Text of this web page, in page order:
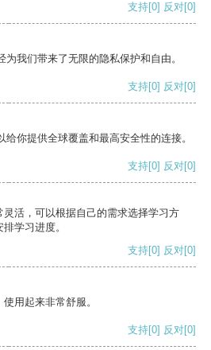
支持[0] 反对[0]
我们带来了无限的隐私保护和自由。
支持[0] 反对[0]
你提供全球覆盖和最高安全性的连接。
支持[0] 反对[0]
活，可以根据自己的需求选择学习方
学习进度。
支持[0] 反对[0]
用起来非常舒服。
支持[0] 反对[0]